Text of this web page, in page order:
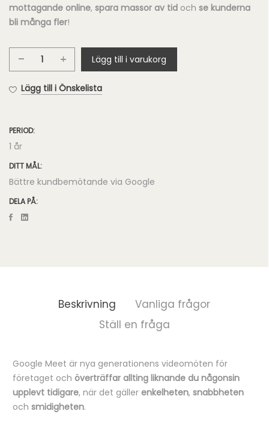
mottagande online, spara massor av tid och se kunderna
bli många fler!
Google
mängd
Lägg till i varukorg
Lägg till i Önskelista
PERIOD:
1 år
DITT MÅL:
Bättre kundbemötande via Google
DELA PÅ:
Beskrivning
Vanliga frågor
Ställ en fråga
B
e
s
Google Meet är nya generationens videomöten för
företaget och överträffar allting liknande du någonsin
upplevt tidigare, när det gäller enkelheten, snabbheten
och smidigheten.